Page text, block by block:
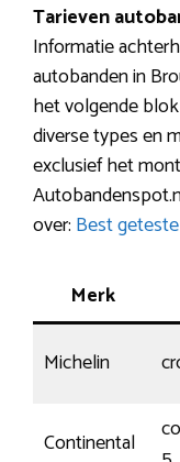
Tarieven
Informatie
autobanden in
het volgende
diverse types en
exclusief het
over: Best
Merk
Michelin
Continental